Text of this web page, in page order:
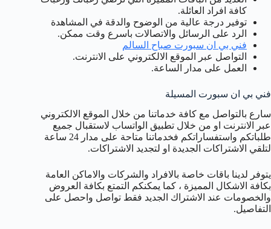
كافة افراد العائلة.
توفير درجة عالية من الوضوح والدقة في المشاهدة
الرد على الرسائل والاتصالات باسرع وقت ممكن.
فني بي ان سبورت صباح السالم
التواصل عبر الموقع الالكتروني على الانترنت.
العمل على مدار الساعة.
فني بي ان سبورت المسيلة
سارع بالتواصل مع كافة خدماتنا من خلال الموقع الالكتروني
عبر الانترنت او من خلال تطبيق الواتساب لاستقبال جميع
طلباتكم واستفساراتكم فخدماتنا متاحة على مدار 24 ساعة
لتلقي الاشتراكات الجديدة او لتجديد الاشتراكات.
يتوفر لدينا باقات خاصة بالافراد والشركات والاماكن العامة
بكافة الاشكال المميزة ، كما يمكنكم التمتع بكافة العروض
والخصومات عند الاشتراك الجديد فقط تواصل واحصل على
التفاصيل.